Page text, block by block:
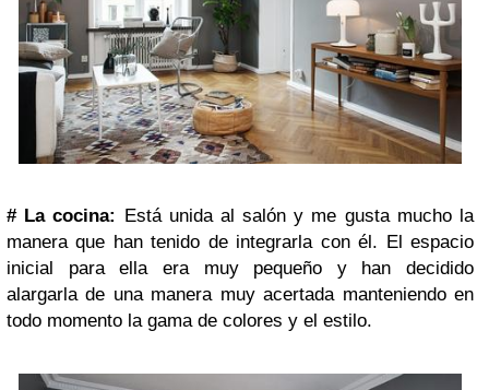
#La cocina: Está unida al salón y me gusta mucho la
manera que han tenido de integrarla con él. El espacio
inicial para ella era muy pequeño y han decidido
alargarla de una manera muy acertada manteniendo en
todo momento la gama de colores y el estilo.